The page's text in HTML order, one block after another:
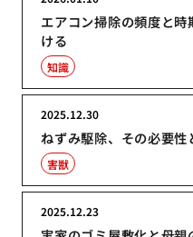
エアコン掃除の頻度と
ける
知識
ねずみ駆除、その必要性
2025.12.30
害獣
2025.12.23